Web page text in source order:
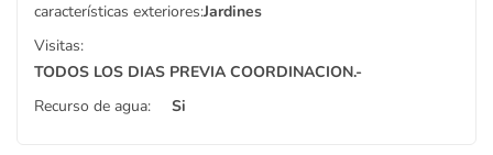
características exteriores:Jardines
Visitas:
TODOS LOS DIAS PREVIA COORDINACION.-
Recurso de agua:
Si